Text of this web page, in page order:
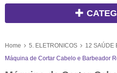
Home 5. ELETRONICOS
12 SAÚDE
Máquina de Cortar Cabelo e Barbeador